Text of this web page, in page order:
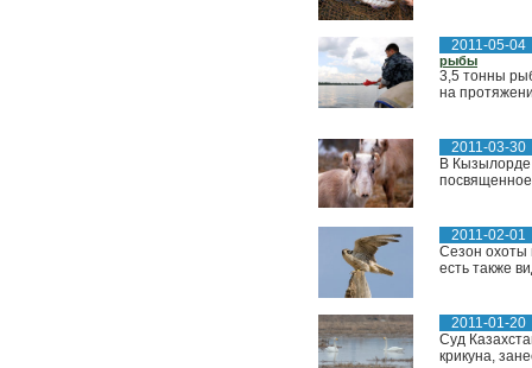
2011-05-04
рыбы
3,5 тонны
на
2011-03-30
В Кызылорде
2011-02-01
Сезон охоты
есть также
2011-01-20
Суд
крикуна,